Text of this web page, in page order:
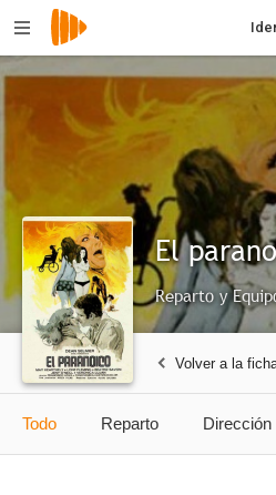
El
Reparto y
Volver a la
Todo Reparto Dirección